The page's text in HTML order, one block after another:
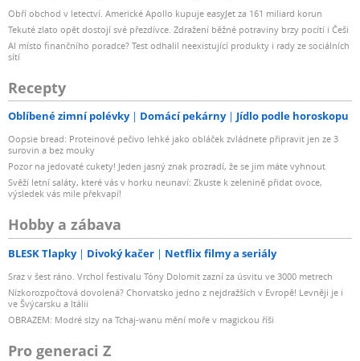
Obří obchod v letectví. Americké Apollo kupuje easyJet za 161 miliard korun
Tekuté zlato opět dostojí své přezdívce. Zdražení běžné potraviny brzy pocítí i Češi
AI místo finančního poradce? Test odhalil neexistující produkty i rady ze sociálních
sítí
Recepty
Oblíbené zimní polévky Domácí pekárny Jídlo podle horoskopu
Oopsie bread: Proteinové pečivo lehké jako obláček zvládnete připravit jen ze 3
surovin a bez mouky
Pozor na jedovaté cukety! Jeden jasný znak prozradí, že se jim máte vyhnout
Svěží letní saláty, které vás v horku neunaví: Zkuste k zelenině přidat ovoce,
výsledek vás mile překvapí!
Hobby a zábava
BLESK Tlapky Divoký kačer Netflix filmy a seriály
Sraz v šest ráno. Vrchol festivalu Tóny Dolomit zazní za úsvitu ve 3000 metrech
Nízkorozpočtová dovolená? Chorvatsko jedno z nejdražších v Evropě! Levněji je i
ve Švýcarsku a Itálii
OBRAZEM: Modré slzy na Tchaj-wanu mění moře v magickou říši
Pro generaci Z